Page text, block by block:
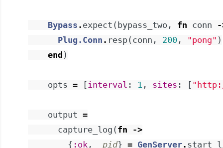
Bypass . expect ( bypass_two , fn conn
-
Plug.Conn . resp( conn , 200 , "pong" )
end )
opts = [interval : 1 , sites : [
output =
capture_log ( fn
->
{ :ok , _pid} = GenServer.